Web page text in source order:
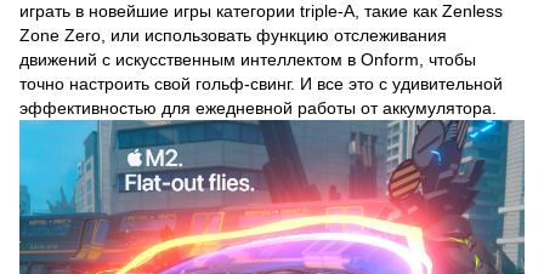
играть в новейшие игры категории triple-A, такие как Zenless
Zone Zero, или использовать функцию отслеживания
движений с искусственным интеллектом в Onform, чтобы
точно настроить свой гольф-свинг. И все это с удивительной
эффективностью для ежедневной работы от аккумулятора.